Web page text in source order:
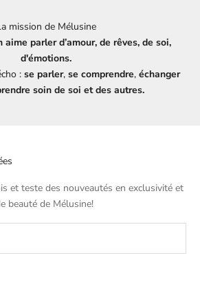
mission de Mélusine
aime parler d’amour, de rêves, de soi,
d'émotions.
: se parler, se comprendre, échanger
soin de soi et des autres.
et teste des nouveautés en exclusivité et
beauté de Mélusine!